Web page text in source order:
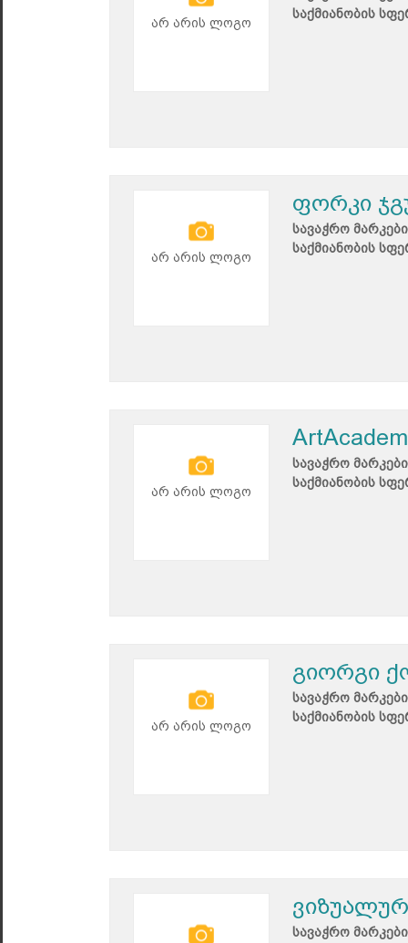
არ არის ლოგო
საქმიანობის
არ არის ლოგო
ფორკი
სავაჭრო
საქმიანობის
არ არის ლოგო
სავაჭრო
საქმიანობის
არ არის ლოგო
გიორგი
სავაჭრო
საქმიანობის
სავაჭრო